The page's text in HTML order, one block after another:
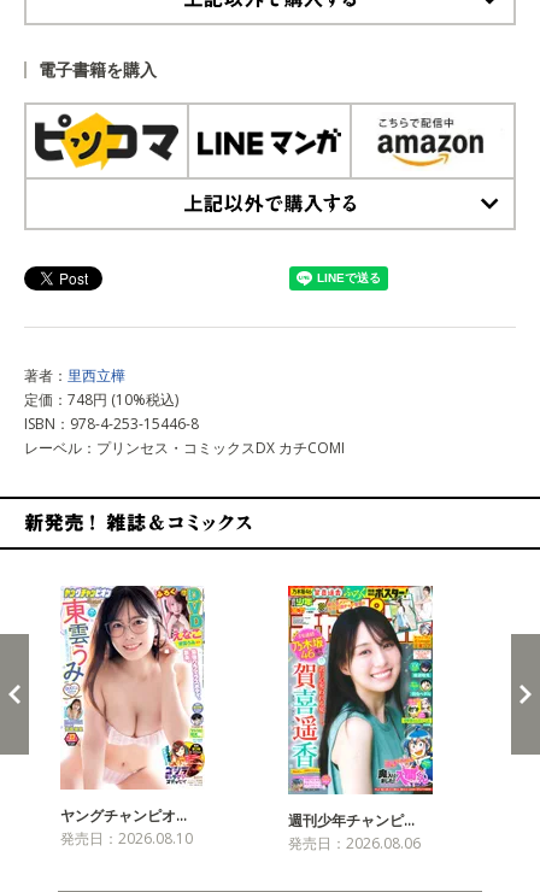
電子書籍を購入
著者： 里西立樺
定価：748円 (10%税込)
ISBN：978-4-253-15446-8
レーベル：プリンセス・コミックスDX カチCOMI
ヤングチャンピオ…
発売日：2026.08.10
週刊少年チャンピ…
発売日：2026.08.06